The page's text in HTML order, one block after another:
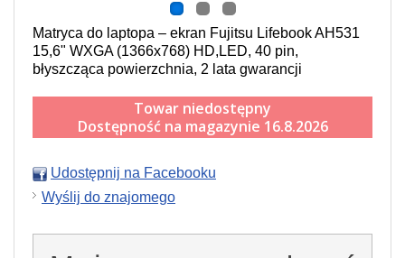
Matryca do laptopa – ekran Fujitsu Lifebook AH531
15,6" WXGA (1366x768) HD,LED, 40 pin,
błyszcząca powierzchnia, 2 lata gwarancji
Towar niedostępny
Dostępność na magazynie 16.8.2026
Udostępnij na Facebooku
Wyślij do znajomego